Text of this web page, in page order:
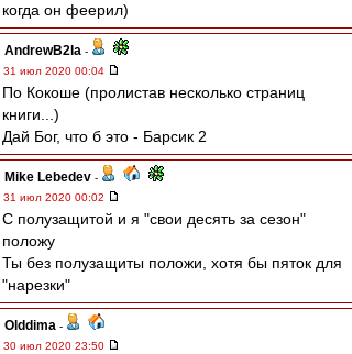
когда он феерил)
AndrewB2la -
31 июл 2020 00:04
По Кокоше (пролистав несколько страниц
книги...)
Дай Бог, что б это - Барсик 2
Mike Lebedev -
31 июл 2020 00:02
С полузащитой и я "свои десять за сезон"
положу
Ты без полузащиты положи, хотя бы пяток для
"нарезки"
Olddima -
30 июл 2020 23:50